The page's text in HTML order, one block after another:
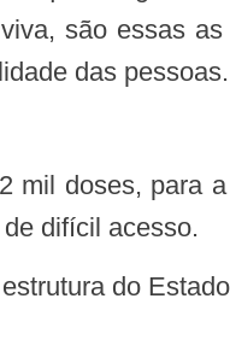
são essas as
das pessoas.
difícil acesso.